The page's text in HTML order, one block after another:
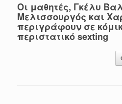
Οι μαθητές, Γκέλυ
Μελισσουργός και
περιγράφουν σε
περιστατικό sexting